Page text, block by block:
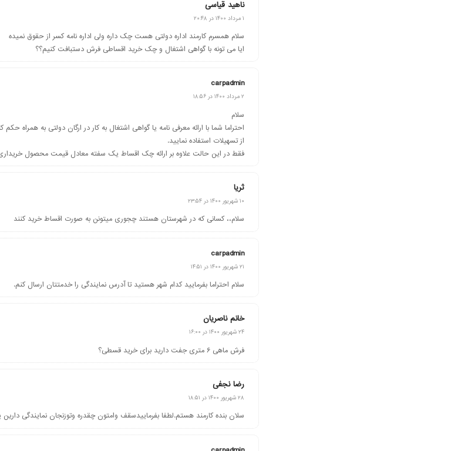
ناهید قیاسی
گفته:
۱ مرداد ۱۴۰۰ در ۲۰:۴۸
سلام همسرم کارمند اداره دولتی هست چک داره ولی اداره نامه کسر از حقوق نمیده
ایا می تونه با گواهی اشتغال و چک خرید اقساطی فرش دستبافت کنیم؟؟
carpadmin
گفته:
۲ مرداد ۱۴۰۰ در ۱۸:۵۶
سلام
احتراما شما با ارائه معرفی نامه یا گواهی اشتغال به کار در ارگان دولتی به همراه
از تسهیلات استفاده نمایید.
فقط در این حالت علاوه بر ارائه چک اقساط یک سفته معادل قیمت محصول
ثریا
گفته:
۱۰ شهریور ۱۴۰۰ در ۲۳:۵۴
سلام،، کسانی که در شهرستان هستند چجوری میتونن به صورت اقساط خرید کنند
carpadmin
گفته:
۲۱ شهریور ۱۴۰۰ در ۱۴:۵۱
سلام احتراما بفرمایید کدام شهر هستید تا آدرس نمایندگی را خدمتتان ارسال کنم.
خانم ناصریان
گفته:
۲۴ شهریور ۱۴۰۰ در ۱۶:۰۰
فرش ماهی ۶ متری جفت دارید برای خرید قسطی؟
رضا نجفی
گفته:
۲۸ شهریور ۱۴۰۰ در ۱۸:۵۱
سلان بنده کارمند هستم.لطفا بفرماییدسقف وامتون چقدره وتوزنجان نمایندگی دارین